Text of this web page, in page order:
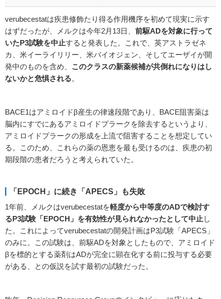
verubecestatは疾患修飾たり得る作用機序を初めて現実に示す
はずだったが、メルクは今年2月13日、 前駆ADを対象に行って
いたP3試験を中止すると発表した。これで、英アストラゼネ
カ、米イーライリリー、米バイオジェン、そしてエーザイが開
発中のものを含め、 このクラスの新薬候補が共倒れになりはし
ないかと危惧される。
BACE1はアミロイドβ産生の律速段階であり、BACE阻害薬は
脳内にすでにあるアミロイドプラークを除去するというより、
アミロイドプラークの形成を上流で阻害することを想定してい
る。このため、これらの薬の恩恵を最も受けるのは、疾患の初
期段階の患者だろうと考えられていた。
「EPOCH」に続き「APECS」も失敗
1年前、メルクはverubecestatを軽度から中等度のADで検討す
るP3試験「EPOCH 」を有効性が見られなかったとして中止 し
た。これによってverubecestatの開発計画はP3試験「APECS」
のみに。この試験は、前駆ADを対象としたもので、アミロイド
βを標的とする薬剤はADが完全に顕在化する前に投与する必要
がある、との仮説を試す最初の試験だった。